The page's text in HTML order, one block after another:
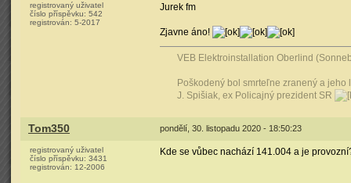
registrovaný uživatel
číslo příspěvku: 542
registrován: 5-2017
Jurek fm
Zjavne áno!
VEB Elektroinstallation Oberlind
Poškodený bol smrteľne zranený a
J. Spišiak, ex Policajný prezident SR
Tom350 pondělí, 30. listopadu 2020 - 18:50:23
registrovaný uživatel
číslo příspěvku: 3431
registrován: 12-2006
Kde se vůbec nachází 141.004 a je